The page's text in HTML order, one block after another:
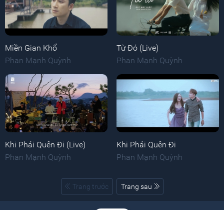
Miền Gian Khổ
Phan Mạnh Quỳnh
Từ Đó (Live)
Phan Mạnh Quỳnh
Khi Phải Quên Đi (Live)
Phan Mạnh Quỳnh
Khi Phải Quên Đi
Phan Mạnh Quỳnh
Trang trước Trang sau